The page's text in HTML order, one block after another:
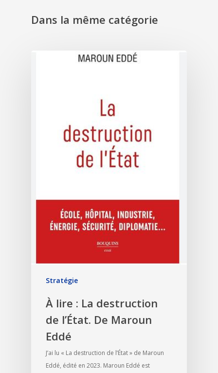
Dans la même catégorie
Stratégie
À lire : La destruction
de l’État. De Maroun
Eddé
J’ai lu « La destruction de l’État » de Maroun
Eddé, édité en 2023. Maroun Eddé est